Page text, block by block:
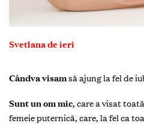
Svetlana de ieri
Cândva visamsă ajung la fel de
Sunt un om mic, care a visat
femeie puternică, care, la fel ca